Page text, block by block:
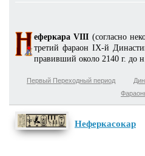
еферкара VIII (согласно
третий фараон IX-й
правивший около 2140 г. до
Первый Переходный период
Неферкасокар